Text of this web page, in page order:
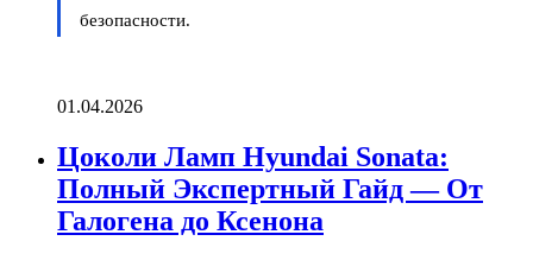
безопасности.
01.04.2026
Цоколи Ламп Hyundai Sonata:
Полный Экспертный Гайд — От
Галогена до Ксенона